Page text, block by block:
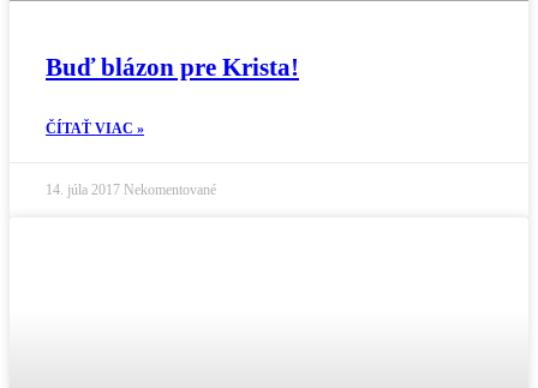
Buď blázon pre Krista!
ČÍTAŤ VIAC »
14. júla 2017 Nekomentované